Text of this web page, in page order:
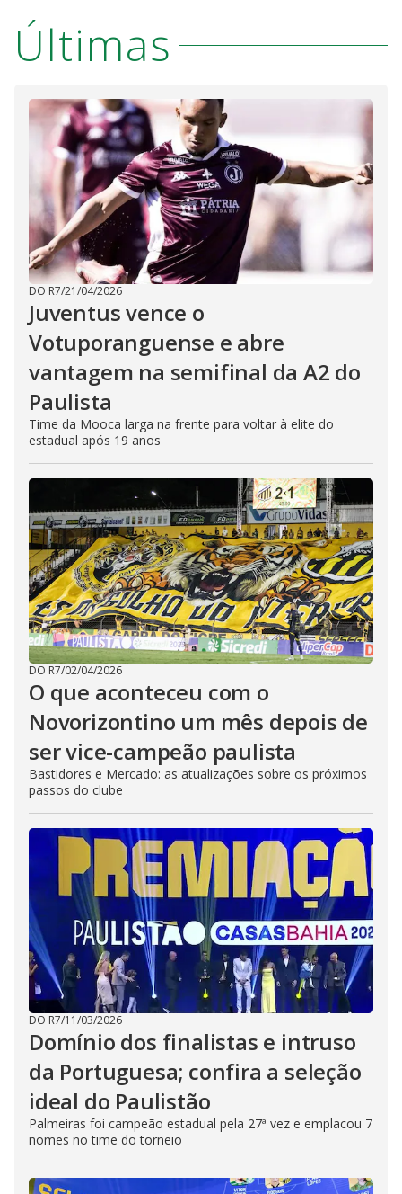
Últimas
DO R7/21/04/2026
Juventus vence o
Votuporanguense e abre
vantagem na semifinal da A2 do
Paulista
Time da Mooca larga na frente para voltar à elite do
estadual após 19 anos
DO R7/02/04/2026
O que aconteceu com o
Novorizontino um mês depois de
ser vice-campeão paulista
Bastidores e Mercado: as atualizações sobre os próximos
passos do clube
DO R7/11/03/2026
Domínio dos finalistas e intruso
da Portuguesa; confira a seleção
ideal do Paulistão
Palmeiras foi campeão estadual pela 27ª vez e emplacou 7
nomes no time do torneio